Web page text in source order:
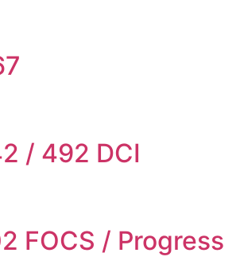
/ 492 DCI
FOCS / Progress